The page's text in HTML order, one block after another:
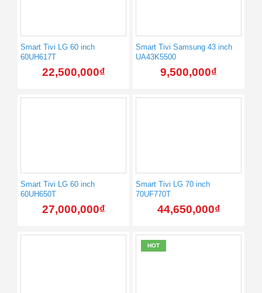
Smart Tivi LG 60 inch
60UH617T
22,500,000₫
Smart Tivi Samsung 43 inch
UA43K5500
9,500,000₫
Smart Tivi LG 60 inch
60UH650T
27,000,000₫
Smart Tivi LG 70 inch
70UF770T
44,650,000₫
HOT